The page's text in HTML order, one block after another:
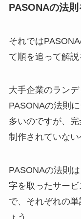
PASONAの法則
それでは
て順を追って解説
大手企業のラン
PASONAの法則
多いのですが、
制作されていない
PASONAの法則
字を取ったサー
で、それぞれの